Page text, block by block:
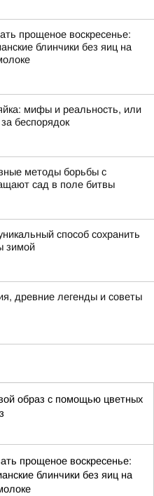
прощеное воскресенье:
блинчики без яиц на
мифы и реальность, или
беспорядок
методы борьбы с
сад в поле битвы
способ сохранить
зимой
древние легенды и советы
образ с помощью цветных
прощеное воскресенье:
блинчики без яиц на